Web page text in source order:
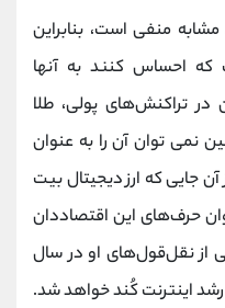
مشابه منفی است، بنابراین
که احساس کنند به آنها
تراکنش‌های پولی، طلا
نمی توان آن را به عنوان
جایی که ارز دیجیتال بیت
حرف‌های این اقتصاددان
از نقل‌قول‌های او در سال
رشد اینترنت کُند خواهد شد.